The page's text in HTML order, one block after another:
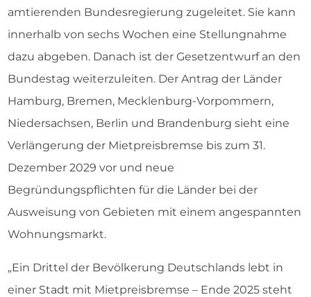
amtierenden Bundesregierung zugeleitet. Sie kann
innerhalb von sechs Wochen eine Stellungnahme
dazu abgeben. Danach ist der Gesetzentwurf an den
Bundestag weiterzuleiten. Der Antrag der Länder
Hamburg, Bremen, Mecklenburg-Vorpommern,
Niedersachsen, Berlin und Brandenburg sieht eine
Verlängerung der Mietpreisbremse bis zum 31.
Dezember 2029 vor und neue
Begründungspflichten für die Länder bei der
Ausweisung von Gebieten mit einem angespannten
Wohnungsmarkt.
„Ein Drittel der Bevölkerung Deutschlands lebt in
einer Stadt mit Mietpreisbremse – Ende 2025 steht